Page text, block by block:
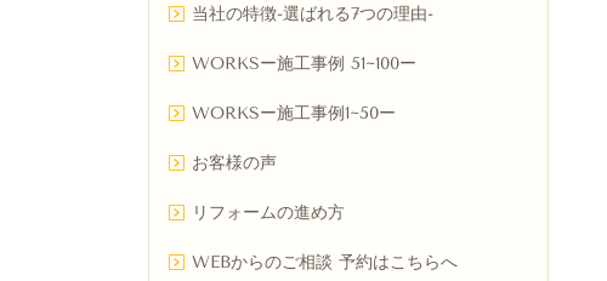
当社の特徴-選ばれる7つの理由-
WORKSー施工事例 51~100ー
WORKSー施工事例1~50ー
お客様の声
リフォームの進め方
WEBからのご相談 予約はこちらへ